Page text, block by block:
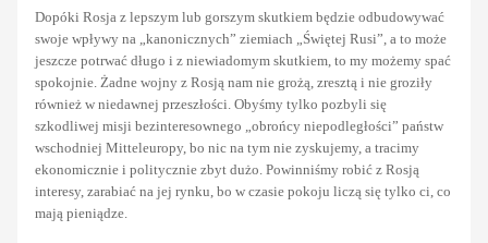
Dopóki Rosja z lepszym lub gorszym skutkiem będzie odbudowywać
swoje wpływy na „kanonicznych” ziemiach „Świętej Rusi”, a to może
jeszcze potrwać długo i z niewiadomym skutkiem, to my możemy spać
spokojnie. Żadne wojny z Rosją nam nie grożą, zresztą i nie groziły
również w niedawnej przeszłości. Obyśmy tylko pozbyli się
szkodliwej misji bezinteresownego „obrońcy niepodległości” państw
wschodniej Mitteleuropy, bo nic na tym nie zyskujemy, a tracimy
ekonomicznie i politycznie zbyt dużo. Powinniśmy robić z Rosją
interesy, zarabiać na jej rynku, bo w czasie pokoju liczą się tylko ci, co
mają pieniądze.